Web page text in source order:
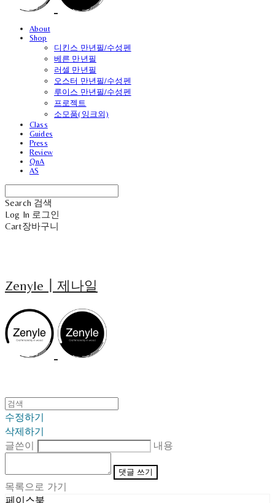
About
Shop
디킨스 만년필/수성펜
베른 만년필
러셀 만년필
오스터 만년필/수성펜
루이스 만년필/수성펜
프로젝트
소모품(잉크외)
Class
Guides
Press
Review
QnA
AS
Search 검색
Log In 로그인
Cart장바구니
Zenyle┃제나일
수정하기
삭제하기
글쓴이
내용
댓글 쓰기
목록으로 가기
페이스북